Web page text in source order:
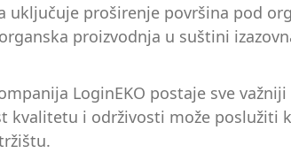
uključuje proširenje površina pod
proizvodnja u suštini
LoginEKO postaje sve
kvalitetu i održivosti može